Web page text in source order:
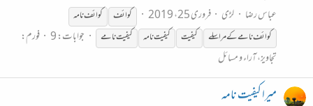
عباس رضا
لڑی فروری 25، 2019 کوائف کوائفنامہ
کوائف نامے کے مراسلے
کیفیت کیفیتنامہ کیفیتنامے جوابات: 9
فورم:
تجاویز، آراء و مسائل
میرا کیفیت نامہ